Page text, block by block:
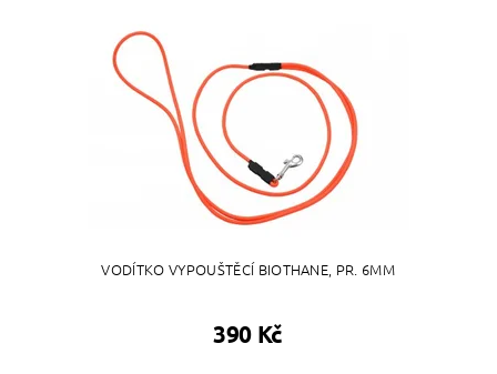
VODÍTKO VYPOUŠTĚCÍ BIOTHANE, PR. 6MM
390 Kč